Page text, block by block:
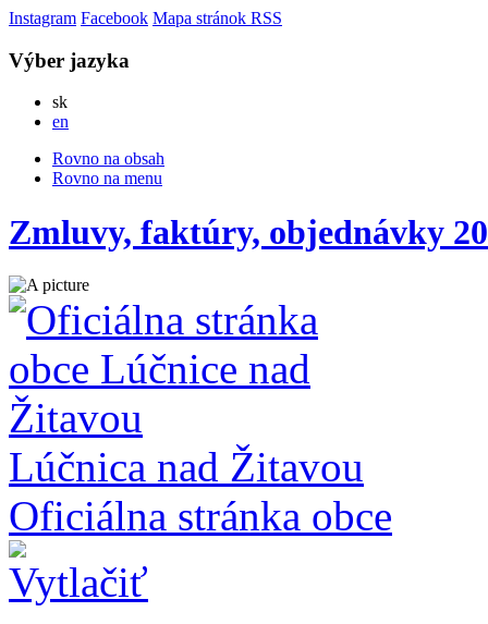
Instagram Facebook Mapa stránok RSS
Výber jazyka
skSlovensky
en
Rovno na obsah
Rovno na menu
Zmluvy, faktúry, objednávky
Lúčnica nad Žitavou
Oficiálna stránka obce